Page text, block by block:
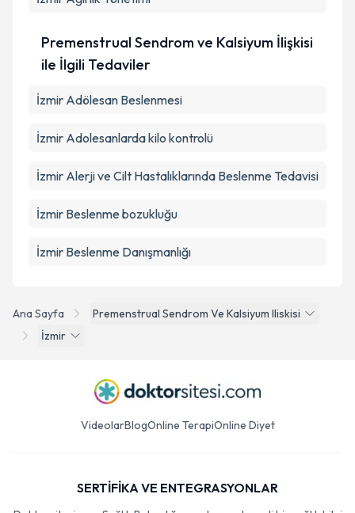
Ana Sayfa
Premenstrual Sendrom Ve Kalsiyum Iliskisi
İzmir
Premenstrual Sendrom ve Kalsiyum İlişkisi
ile İlgili Tedaviler
İzmir Adölesan Beslenmesi
İzmir Adolesanlarda kilo kontrolü
İzmir Alerji ve Cilt Hastalıklarında Beslenme Tedavisi
İzmir Beslenme bozukluğu
İzmir Beslenme Danışmanlığı
VideolarBlogOnline TerapiOnline Diyet
SERTİFİKA VE ENTEGRASYONLAR